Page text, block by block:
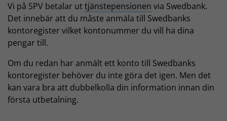
Vi på SPV betalar uttjänstepensionen via Swedbank.
Det innebär att du måste anmäla till Swedbanks
kontoregister vilket kontonummer du vill ha dina
pengar till.
Om du redan har anmält ett konto till Swedbanks
kontoregister behöver du inte göra det igen. Men det
kan vara bra att dubbelkolla din information innan din
första utbetalning.